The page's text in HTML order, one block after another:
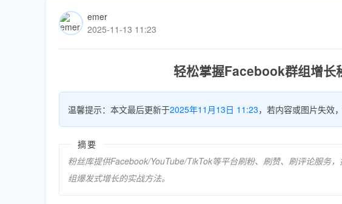
emer
2025-11-13 11:23
轻松掌握Facebook群组增长
温馨提示：本文最后更新于2025年11月13日 11:23，若内容或图片失效
摘要
粉丝库提供Facebook/YouTube/TikTok等平台刷粉、刷赞、刷评论服务
组爆发式增长的实战方法。